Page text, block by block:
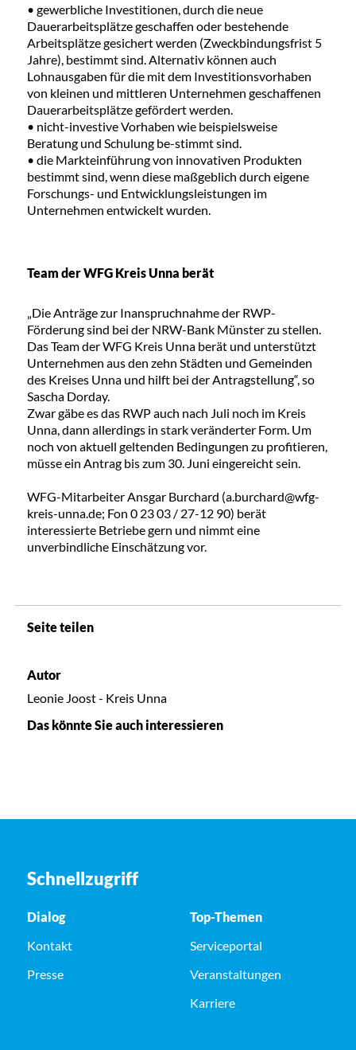
• gewerbliche Investitionen, durch die neue
Dauerarbeitsplätze geschaffen oder bestehende
Arbeitsplätze gesichert werden (Zweckbindungsfrist 5
Jahre), bestimmt sind. Alternativ können auch
Lohnausgaben für die mit dem Investitionsvorhaben
von kleinen und mittleren Unternehmen geschaffenen
Dauerarbeitsplätze gefördert werden.
• nicht-investive Vorhaben wie beispielsweise
Beratung und Schulung be-stimmt sind.
• die Markteinführung von innovativen Produkten
bestimmt sind, wenn diese maßgeblich durch eigene
Forschungs- und Entwicklungsleistungen im
Unternehmen entwickelt wurden.
Team der WFG Kreis Unna berät
„Die Anträge zur Inanspruchnahme der RWP-
Förderung sind bei der NRW-Bank Münster zu stellen.
Das Team der WFG Kreis Unna berät und unterstützt
Unternehmen aus den zehn Städten und Gemeinden
des Kreises Unna und hilft bei der Antragstellung“, so
Sascha Dorday.
Zwar gäbe es das RWP auch nach Juli noch im Kreis
Unna, dann allerdings in stark veränderter Form. Um
noch von aktuell geltenden Bedingungen zu profitieren,
müsse ein Antrag bis zum 30. Juni eingereicht sein.
WFG-Mitarbeiter Ansgar Burchard (a.burchard@wfg-
kreis-unna.de; Fon 0 23 03 / 27-12 90) berät
interessierte Betriebe gern und nimmt eine
unverbindliche Einschätzung vor.
Seite teilen
Autor
Leonie Joost - Kreis Unna
Das könnte Sie auch interessieren
Schnellzugriff
Dialog
Kontakt
Presse
Top-Themen
Serviceportal
Veranstaltungen
Karriere